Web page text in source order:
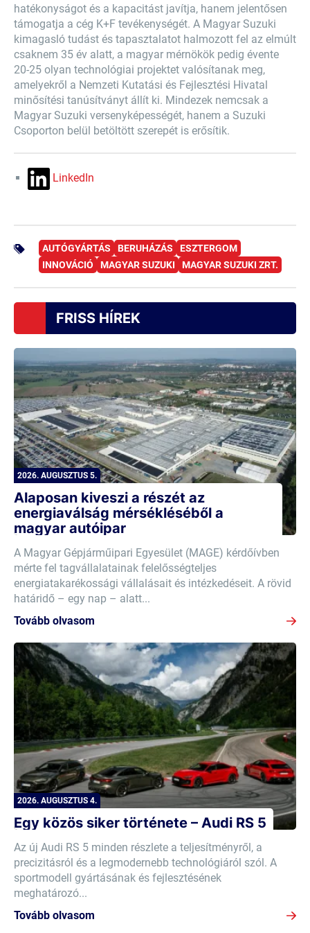
hatékonyságot és a kapacitást javítja, hanem jelentősen
támogatja a cég K+F tevékenységét. A Magyar Suzuki
kimagasló tudást és tapasztalatot halmozott fel az elmúlt
csaknem 35 év alatt, a magyar mérnökök pedig évente
20-25 olyan technológiai projektet valósítanak meg,
amelyekről a Nemzeti Kutatási és Fejlesztési Hivatal
minősítési tanúsítványt állít ki. Mindezek nemcsak a
Magyar Suzuki versenyképességét, hanem a Suzuki
Csoporton belül betöltött szerepét is erősítik.
LinkedIn
AUTÓGYÁRTÁS BERUHÁZÁS
ESZTERGOM
INNOVÁCIÓ
MAGYAR SUZUKI MAGYAR SUZUKI ZRT.
FRISS HÍREK
2026. AUGUSZTUS 5.
Alaposan kiveszi a részét az
energiaválság mérsékléséből a
magyar autóipar
A Magyar Gépjárműipari Egyesület (MAGE) kérdőívben
mérte fel tagvállalatainak felelősségteljes
energiatakarékossági vállalásait és intézkedéseit. A rövid
határidő – egy nap – alatt...
Tovább olvasom
2026. AUGUSZTUS 4.
Egy közös siker története – Audi RS 5
Az új Audi RS 5 minden részlete a teljesítményről, a
precizitásról és a legmodernebb technológiáról szól. A
sportmodell gyártásának és fejlesztésének
meghatározó...
Tovább olvasom